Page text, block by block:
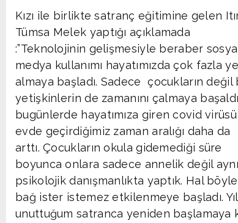
Kızı ile birlikte satranç eğitimine gelen
Tümsa Melek yaptığı açıklamada
:”Teknolojinin gelişmesiyle beraber
medya kullanımı hayatımızda çok fazla
almaya başladı. Sadece çocukların değil
yetişkinlerin de zamanını çalmaya
bugünlerde hayatımıza giren covid
evde geçirdiğimiz zaman aralığı daha da
arttı. Çocukların okula gidemediği süre
boyunca onlara sadece annelik değil
psikolojik danışmanlıkta yaptık. Hal
bağ ister istemez etkilenmeye başladı.
unuttuğum satranca yeniden başlamaya